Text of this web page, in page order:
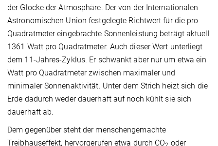
der Glocke der Atmosphäre. Der von der Internationalen
Astronomischen Union festgelegte Richtwert für die pro
Quadratmeter eingebrachte Sonnenleistung beträgt aktuell
1361 Watt pro Quadratmeter. Auch dieser Wert unterliegt
dem 11-Jahres-Zyklus. Er schwankt aber nur um etwa ein
Watt pro Quadratmeter zwischen maximaler und
minimaler Sonnenaktivität. Unter dem Strich heizt sich die
Erde dadurch weder dauerhaft auf noch kühlt sie sich
dauerhaft ab.
Dem gegenüber steht der menschengemachte
Treibhauseffekt, hervorgerufen etwa durch CO
oder